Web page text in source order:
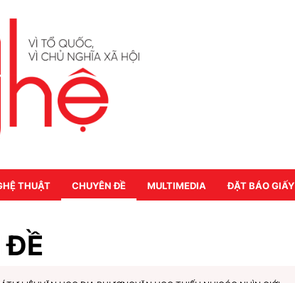
THUẬT CHUYÊN ĐỀ MULTIMEDIA ĐẶT BÁO GIẤY
ĐỀ